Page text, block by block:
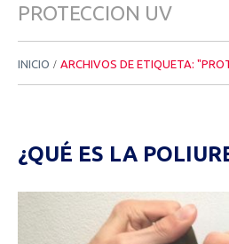
PROTECCION UV
INICIO ARCHIVOS DE ETIQUETA:
¿QUÉ ES LA